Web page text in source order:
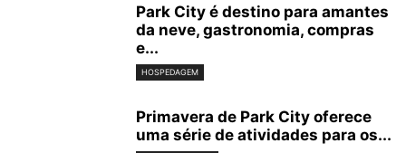
Park City é destino para amantes
da neve, gastronomia, compras
e...
HOSPEDAGEM
Primavera de Park City oferece
uma série de atividades para os...